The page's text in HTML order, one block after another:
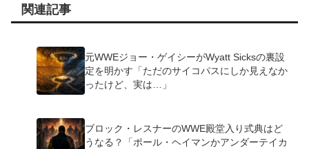
関連記事
元WWEジョー・ゲイシーがWyatt Sicksの裏設
定を明かす「ただのサイコパスにしか見えなか
ったけど、実は…」
ブロック・レスナーのWWE殿堂入り式典はど
うなる？「ポール・ヘイマンかアンダーテイカ